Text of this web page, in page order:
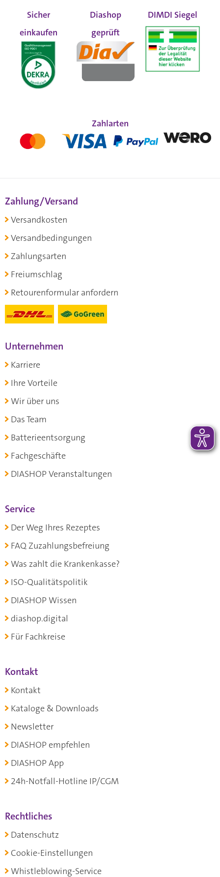
Sicher
einkaufen
Diashop
geprüft
DIMDI Siegel
Zahlarten
Zahlung/Versand
Versandkosten
Versandbedingungen
Zahlungsarten
Freiumschlag
Retourenformular anfordern
Unternehmen
Karriere
Ihre Vorteile
Wir über uns
Das Team
Batterieentsorgung
Fachgeschäfte
DIASHOP Veranstaltungen
Service
Der Weg Ihres Rezeptes
FAQ Zuzahlungsbefreiung
Was zahlt die Krankenkasse?
ISO-Qualitätspolitik
DIASHOP Wissen
diashop.digital
Für Fachkreise
Kontakt
Kontakt
Kataloge & Downloads
Newsletter
DIASHOP empfehlen
DIASHOP App
24h-Notfall-Hotline IP/CGM
Rechtliches
Datenschutz
Cookie-Einstellungen
Whistleblowing-Service